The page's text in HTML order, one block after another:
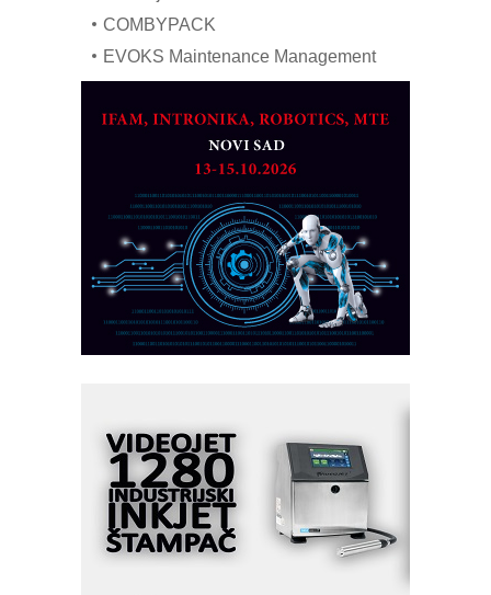
COMBYPACK
EVOKS Maintenance Management
na viši nivo
Detekcija različitih oblika
MAREX - Lim i mašine za savremena
rešenja
Marcom-plast d.o.o.- vaš pouzdan
partner
CTO - Prilagodite svoju toplinsku
obradu!
Razvoj asortimanskog pravca MINI-
PLC AKYTEC
MOTOMAN – NEXT-Robotika vođena
veštačkom inteligencijom
I.SAFE MOBILE revolucioniše
industrijsku automatizaciju
pionirskimmobile operator PANEL-OM
Fleksibilno stezanje i brzo